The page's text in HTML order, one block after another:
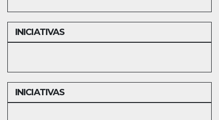
INICIATIVAS
INICIATIVAS